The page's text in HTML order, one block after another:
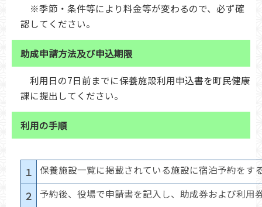
※季節・条件等により料金等が変わるので、必ず確
認してください。
助成申請方法及び申込期限
利用日の7日前までに保養施設利用申込書を町民健康
課に提出してください。
利用の手順
１ 保養施設一覧に掲載されている施設に宿泊予約をす
２
予約後、役場で申請書を記入し、助成券および利